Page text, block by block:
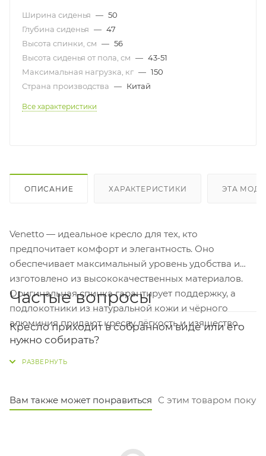
Ширина сиденья — 50
Глубина сиденья — 47
Высота спинки, см — 56
Высота сиденья от пола, см — 43-51
Максимальная нагрузка, кг — 150
Страна производства — Китай
Все характеристики
ОПИСАНИЕ ХАРАКТЕРИСТИКИ ЭТА
Venetto — идеальное кресло для тех, кто
предпочитает комфорт и элегантность. Оно
обеспечивает максимальный уровень удобства и
изготовлено из высококачественных материалов.
Оригинальная спинка гарантирует поддержку, а
подлокотники из натуральной кожи и чёрного
алюминия придают креслу лёгкость и изящество.
Частые вопросы
Кресло приходит в собранном виде или его
нужно собирать?
Кресло поставляется в собранном виде, готовым к
максимальную нагрузку в 150 кг, так что запас
Вам также может понравиться С этим товаром